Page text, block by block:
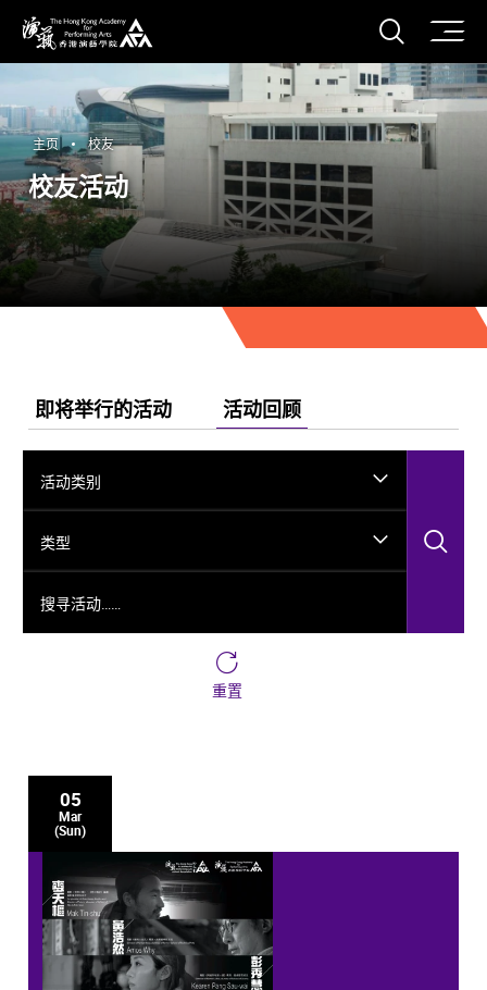
香港演艺学院
打开
主页 校友
校友活动
即将举行的活动 活动回顾
活动类别
类型
重置
05
Mar
(Sun)